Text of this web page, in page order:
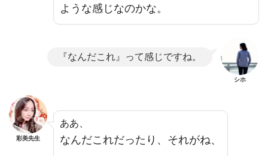
ような感じなのかな。
『なんだこれ』って感じですね。
シホ
彩美先生
ああ、
なんだこれだったり、それがね、